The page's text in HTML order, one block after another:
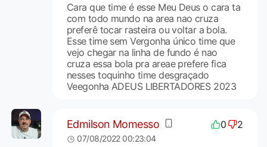
Cara que time é esse Meu Deus o cara ta
com todo mundo na area nao cruza
preferê tocar rasteira ou voltar a bola.
Esse time sem Vergonha único time que
vejo chegar na linha de fundo é nao
cruza essa bola pra areae prefere fica
nesses toquinho time desgraçado
Veegonha ADEUS LIBERTADORES 2023
Edmilson Momesso 0 2
07/08/2022 00:23:04